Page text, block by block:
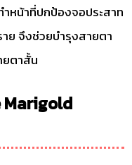
หน้าที่ปกป้องจอประสาท
ย จึงช่วยบำรุงสายตา
ยตาสั้น
Marigold